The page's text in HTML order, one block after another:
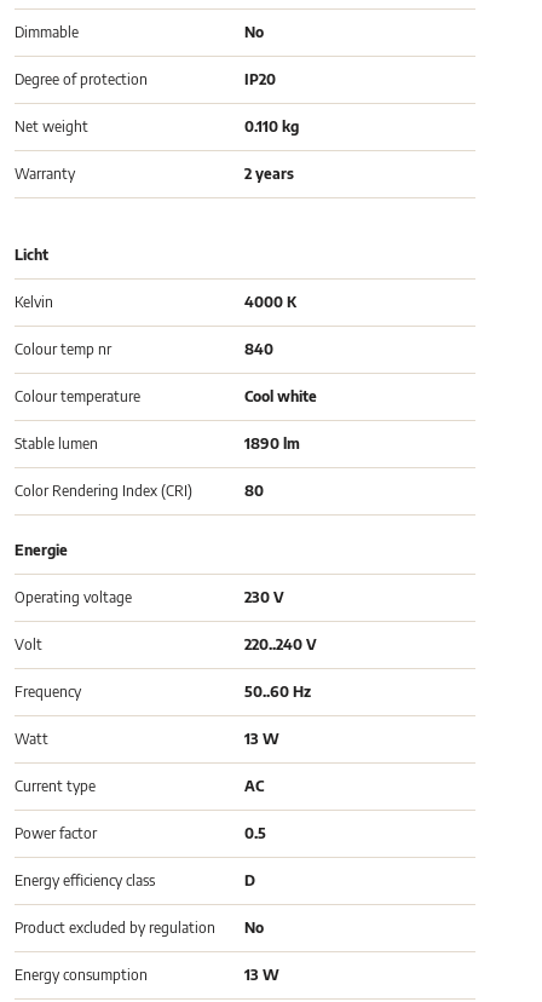
Dimmable No
Degree of protection IP20
Net weight 0.110 kg
Warranty 2 years
Licht
Kelvin 4000 K
Colour temp nr 840
Colour temperature Cool white
Stable lumen 1890 lm
Color Rendering Index (CRI) 80
Energie
Operating voltage 230 V
Volt 220..240 V
Frequency 50..60 Hz
Watt 13 W
Current type AC
Power factor 0.5
Energy efficiency class D
Product excluded by regulation No
Energy consumption 13 W